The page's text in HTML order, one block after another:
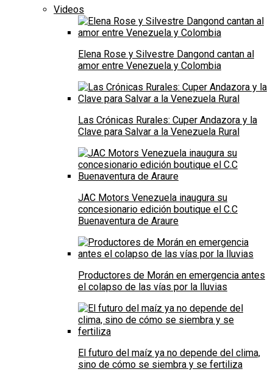
Videos
Elena Rose y Silvestre Dangond cantan al
amor entre Venezuela y Colombia
Las Crónicas Rurales: Cuper Andazora y la
Clave para Salvar a la Venezuela Rural
JAC Motors Venezuela inaugura su
concesionario edición boutique el C.C
Buenaventura de Araure
Productores de Morán en emergencia antes
el colapso de las vías por la lluvias
El futuro del maíz ya no depende del clima,
sino de cómo se siembra y se fertiliza